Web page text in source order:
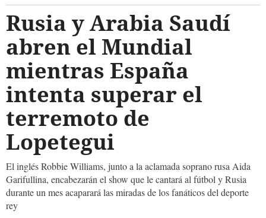
Rusia y Arabia Saudí
abren el Mundial
mientras España
intenta superar el
terremoto de
Lopetegui
El inglés Robbie Williams, junto a la aclamada soprano rusa Aida
Garifullina, encabezarán el show que le cantará al fútbol y Rusia
durante un mes acaparará las miradas de los fanáticos del deporte
rey